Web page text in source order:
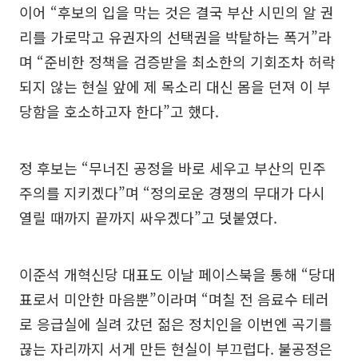
이어 “후보의 입을 막는 것은 결국 부산 시민의 알 권
리를 가로막고 유권자의 선택권을 박탈하는 폭거”라
며 “준비한 정책을 검증받을 최소한의 기회조차 허락
되지 않는 현실 앞에 제 목소리 대신 몸을 던져 이 부
당함을 호소하고자 한다”고 했다.
정 후보는 “무너진 공정을 바로 세우고 부산의 민주
주의를 지키겠다”며 “정의로운 경쟁의 무대가 다시
열릴 때까지 끝까지 싸우겠다”고 덧붙였다.
이준석 개혁신당 대표도 이날 페이스북을 통해 “당대
표로서 미안한 마음뿐”이라며 “며칠 전 음료수 테러
로 응급실에 실려 갔던 젊은 정치인을 이번엔 곡기를
끊는 자리까지 서게 만든 현실이 부끄럽다. 불공정은